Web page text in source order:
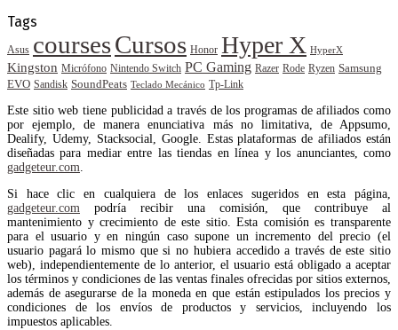
Tags
Asus coursesCursos Honor Hyper X HyperX
Kingston Micrófono Nintendo Switch PC Gaming Razer Rode Ryzen Samsung
EVO Sandisk SoundPeats Teclado Mecánico Tp-Link
Este sitio web tiene publicidad a través de los programas de afiliados como
por ejemplo, de manera enunciativa más no limitativa, de Appsumo,
Dealify, Udemy, Stacksocial, Google. Estas plataformas de afiliados están
diseñadas para mediar entre las tiendas en línea y los anunciantes, como
gadgeteur.com.
Si hace clic en cualquiera de los enlaces sugeridos en esta página,
gadgeteur.com podría recibir una comisión, que contribuye al
mantenimiento y crecimiento de este sitio. Esta comisión es transparente
para el usuario y en ningún caso supone un incremento del precio (el
usuario pagará lo mismo que si no hubiera accedido a través de este sitio
web), independientemente de lo anterior, el usuario está obligado a aceptar
los términos y condiciones de las ventas finales ofrecidas por sitios externos,
además de asegurarse de la moneda en que están estipulados los precios y
condiciones de los envíos de productos y servicios, incluyendo los
impuestos aplicables.